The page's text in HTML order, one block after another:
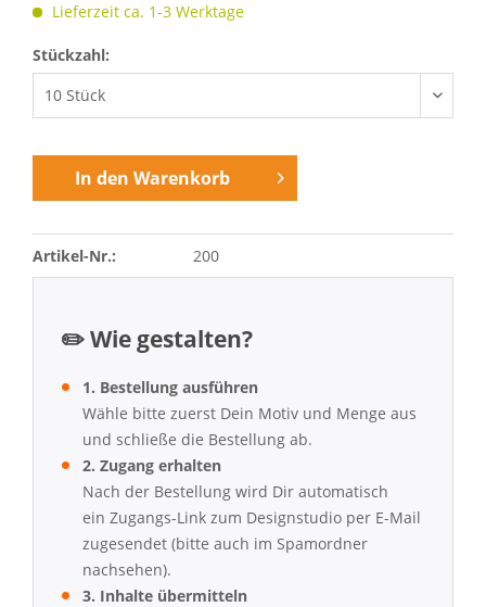
Lieferzeit ca. 1-3 Werktage
Stückzahl:
In den Warenkorb
Artikel-Nr.: 200
✏️ Wie gestalten?
1. Bestellung ausführen
Wähle bitte zuerst Dein Motiv und Menge aus
und schließe die Bestellung ab.
2. Zugang erhalten
Nach der Bestellung wird Dir automatisch
ein Zugangs-Link zum Designstudio per E-Mail
zugesendet (bitte auch im Spamordner
nachsehen).
3. Inhalte übermitteln